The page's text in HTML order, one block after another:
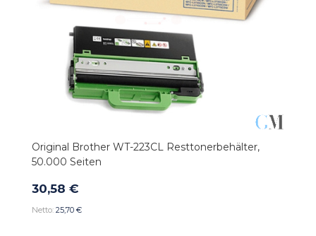
Original Brother WT-223CL Resttonerbehälter,
50.000 Seiten
30,58 €
25,70 €